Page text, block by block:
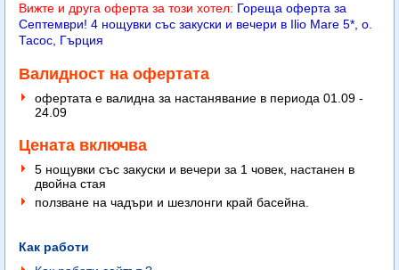
Вижте и друга оферта за този хотел: Гореща оферта за
Септември! 4 нощувки със закуски и вечери в Ilio Mare 5*, о.
Тасос, Гърция
Валидност на офертата
офертата е валидна за настанявание в периода 01.09 -
24.09
Цената включва
5 нощувки със закуски и вечери за 1 човек, настанен в
двойна стая
ползване на чадъри и шезлонги край басейна.
Как работи